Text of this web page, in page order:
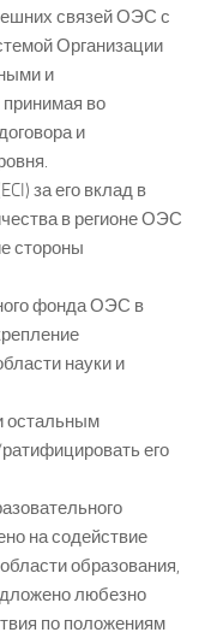
связей ОЭС с
Организации
и
во
и
за его вклад в
в регионе ОЭС
стороны
фонда ОЭС в
науки и
остальным
его
на содействие
образования,
любезно
по положениям